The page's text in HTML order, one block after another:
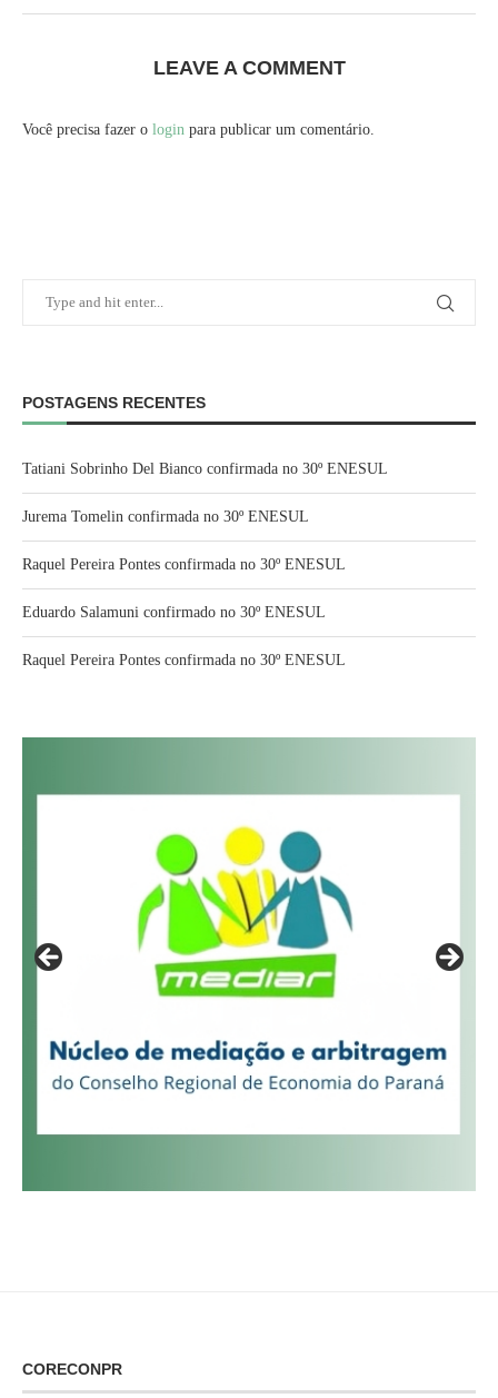
LEAVE A COMMENT
Você precisa fazer o login para publicar um comentário.
POSTAGENS RECENTES
Tatiani Sobrinho Del Bianco confirmada no 30º ENESUL
Jurema Tomelin confirmada no 30º ENESUL
Raquel Pereira Pontes confirmada no 30º ENESUL
Eduardo Salamuni confirmado no 30º ENESUL
Raquel Pereira Pontes confirmada no 30º ENESUL
CORECONPR